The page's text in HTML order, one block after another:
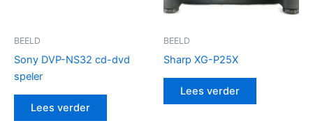
BEELD
Sony DVP-NS32 cd-dvd
speler
Lees verder
BEELD
Sharp XG-P25X
Lees verder